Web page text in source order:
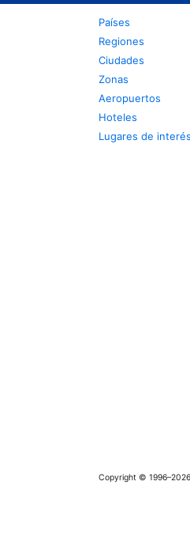
Países
Regiones
Ciudades
Zonas
Aeropuertos
Hoteles
Lugares de interés
Copyright ©